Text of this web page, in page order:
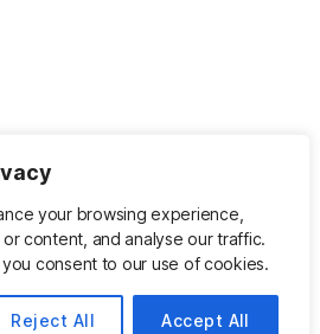
your browsing experience,
content, and analyse our traffic.
consent to our use of cookies.
Reject All Accept All
– Der Blog
und ums
Nach oben